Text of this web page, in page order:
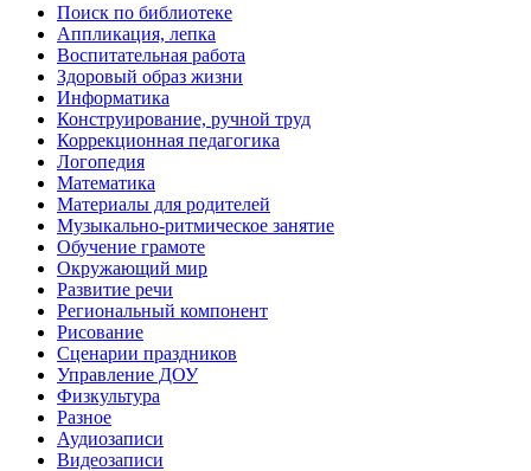
Поиск по библиотеке
Аппликация, лепка
Воспитательная работа
Здоровый образ жизни
Информатика
Конструирование, ручной труд
Коррекционная педагогика
Логопедия
Математика
Материалы для родителей
Музыкально-ритмическое занятие
Обучение грамоте
Окружающий мир
Развитие речи
Региональный компонент
Рисование
Сценарии праздников
Управление ДОУ
Физкультура
Разное
Аудиозаписи
Видеозаписи